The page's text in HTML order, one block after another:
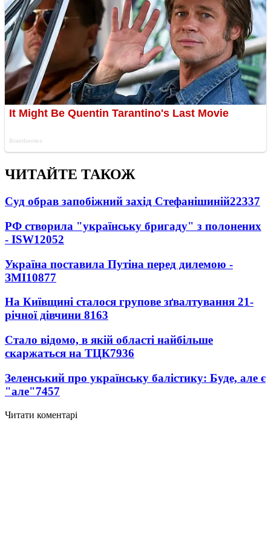
ЧИТАЙТЕ ТАКОЖ
Суд обрав запобіжний захід Стефанішиній22337
РФ створила "українську бригаду" з полонених
- ISW12052
Україна поставила Путіна перед дилемою -
ЗМІ10877
На Київщині сталося групове зґвалтування 21-
річної дівчини 8163
Стало відомо, в якій області найбільше
скаржаться на ТЦК7936
Зеленський про українську балістику: Буде, але є
"але"7457
Читати коментарі